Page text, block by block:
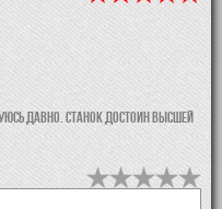
давно. Станок достоин высшей